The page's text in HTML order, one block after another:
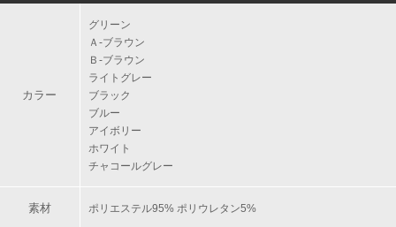
カラー
グリーン
Ａ‐ブラウン
Ｂ‐ブラウン
ライトグレー
ブラック
ブルー
アイボリー
ホワイト
チャコールグレー
素材 ポリエステル95% ポリウレタン5%